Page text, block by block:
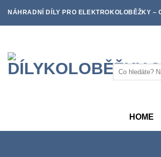
NÁHRADNÍ DÍLY PRO ELEKTROKOLOBĚŽKY –
Hledat:
HOME